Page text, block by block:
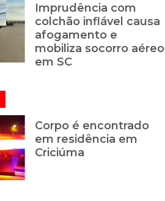
Imprudência com
colchão inflável causa
afogamento e
mobiliza socorro aéreo
em SC
Corpo é encontrado
em residência em
Criciúma